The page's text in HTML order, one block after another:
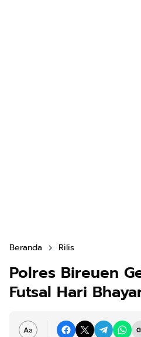
Beranda Rilis
Polres Bireuen
Futsal Hari